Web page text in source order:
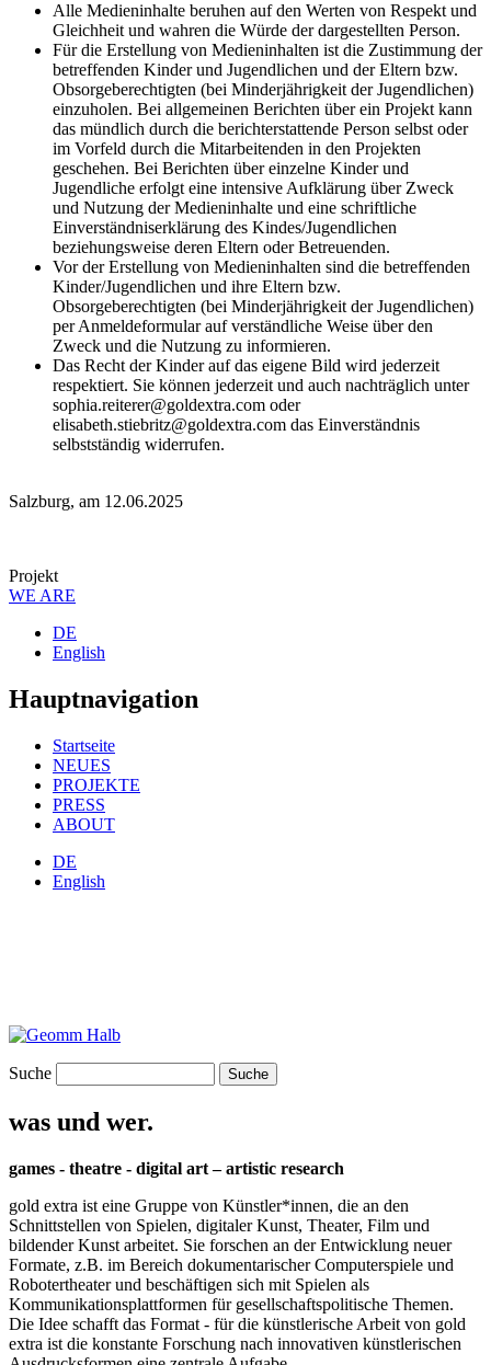
Alle Medieninhalte beruhen auf den Werten von Respekt und
Gleichheit und wahren die Würde der dargestellten Person.
Für die Erstellung von Medieninhalten ist die Zustimmung der
betreffenden Kinder und Jugendlichen und der Eltern bzw.
Obsorgeberechtigten (bei Minderjährigkeit der Jugendlichen)
einzuholen. Bei allgemeinen Berichten über ein Projekt kann
das mündlich durch die berichterstattende Person selbst oder
im Vorfeld durch die Mitarbeitenden in den Projekten
geschehen. Bei Berichten über einzelne Kinder und
Jugendliche erfolgt eine intensive Aufklärung über Zweck
und Nutzung der Medieninhalte und eine schriftliche
Einverständniserklärung des Kindes/Jugendlichen
beziehungsweise deren Eltern oder Betreuenden.
Vor der Erstellung von Medieninhalten sind die betreffenden
Kinder/Jugendlichen und ihre Eltern bzw.
Obsorgeberechtigten (bei Minderjährigkeit der Jugendlichen)
per Anmeldeformular auf verständliche Weise über den
Zweck und die Nutzung zu informieren.
Das Recht der Kinder auf das eigene Bild wird jederzeit
respektiert. Sie können jederzeit und auch nachträglich unter
sophia.reiterer@goldextra.com oder
elisabeth.stiebritz@goldextra.com das Einverständnis
selbstständig widerrufen.
Salzburg, am 12.06.2025
Projekt
WE ARE
DE
English
Hauptnavigation
Startseite
NEUES
PROJEKTE
PRESS
ABOUT
DE
English
Suche
was und wer.
games - theatre - digital art – artistic research
gold extra ist eine Gruppe von Künstler*innen, die an den
Schnittstellen von Spielen, digitaler Kunst, Theater, Film und
bildender Kunst arbeitet. Sie forschen an der Entwicklung neuer
Formate, z.B. im Bereich dokumentarischer Computerspiele und
Robotertheater und beschäftigen sich mit Spielen als
Kommunikationsplattformen für gesellschaftspolitische Themen.
Die Idee schafft das Format - für die künstlerische Arbeit von gold
extra ist die konstante Forschung nach innovativen künstlerischen